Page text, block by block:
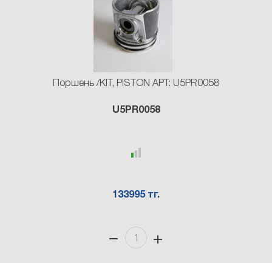
Поршень /KIT, PISTON АРТ: U5PR0058
U5PR0058
133995 тг.